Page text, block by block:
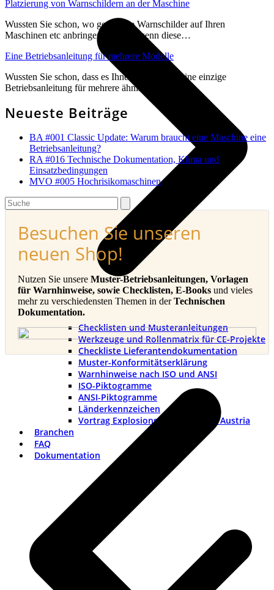
Checklisten und Musteranleitungen
Werkzeuge und Rollenmatrix für CE-Projekte
Checkliste Lieferantendokumentation
Muster-Konformitätserklärung
Warnhinweise nach ISO und ANSI
ISO-Piktogramme
ANSI-Piktogramme
Länderkennzeichen
Vortrag Explosionsschutztag TÜV Austria
Branchen
FAQ
Dokumentation
Platzierung von Warnschildern an der Maschine
Wussten Sie schon, wo genau Sie Warnschilder auf Ihren
Maschinen etc anbringen müssen, wenn diese…
Eine Betriebsanleitung für mehrere Modelle
Wussten Sie schon, dass es Ihnen möglich ist eine einzige
Betriebsanleitung für mehrere ähnliche Modelle…
Neueste Beiträge
BA #001 Classic Update: Warum braucht eine Maschine eine
Betriebsanleitung?
RA #016 Technische Dokumentation, Klima und
Einsatzbedingungen
MVO #005 Hochrisikomaschinen
Search
Besuchen Sie unseren
neuen Shop!
Nutzen Sie unsere Muster-Betriebsanleitungen, Vorlagen
für Warnhinweise, sowie Checklisten, E-Books und vieles
mehr zu verschiedensten Themen in derTechnischen
Dokumentation.